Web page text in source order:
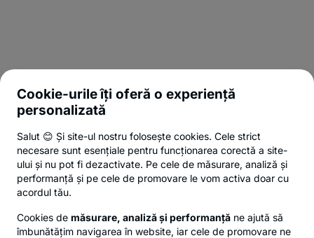
Cookie-urile îți oferă o experiență
personalizată
Salut 😊 Și site-ul nostru folosește cookies. Cele strict
necesare sunt esențiale pentru funcționarea corectă a site-
ului și nu pot fi dezactivate. Pe cele de măsurare, analiză și
performanță și pe cele de promovare le vom activa doar cu
acordul tău.
Cookies de măsurare, analiză și performanță ne ajută să
îmbunătățim navigarea în website, iar cele de promovare ne